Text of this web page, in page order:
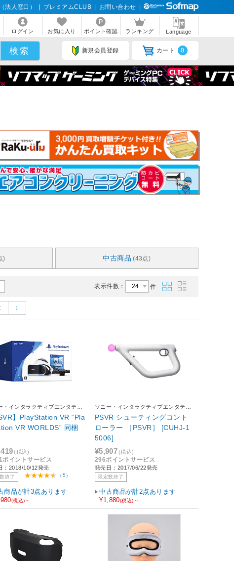
法人窓口） プレミアムCLUB お問い合わせ
ログイン お気に入り ポイント確認 ランキング Language
新規会員登録 カート 0
) 中古商品 (43点)
表示件数： 件
・インタラクティブエンタテイ
ト
】PlayStation VR “Pla
VR WORLDS” 同梱
(税込)
ポイントサービス
：2018/10/12発売
終了 （5）
商品が計3点あります
(税込)～
ソニー・インタラクティブエンタテイ
ンメント
PSVR シューティングコント
ローラー ［PSVR］ [CUHJ-1
5006]
¥5,907(税込)
296ポイントサービス
発売日：2017/06/22発売
限定数終了
中古商品が計2点あります
¥1,880(税込)～